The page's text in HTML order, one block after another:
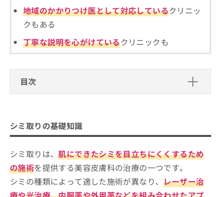
地域のかかりつけ医として対応しているクリニッ
クもある
丁寧な説明を心がけているクリニックも
目次
シミ取りを検討する目安
シミ取りを受けるクリニック、どうやって選べ
ばいい？
シミ取りを受けるクリニックを選ぶ際
にチェックする4つのポイント
そもそもシミってなに？シミ取りやレーザーのわ
かりやすい紹介もあり！
世田谷区で評判のシミ取りにおすすめ
シミ取りの基礎知識
シミ取りは、肌にできたシミを目立ちにくくするため
の施術を提供する美容皮膚科の治療の一つです。
シミの種類によって適した施術が異なり、レーザー治
クの
約・
症状
のご
相談
はで
きま
せん
ので
ださ
い。
料
拡
お
こ
ち
掲
載
情
求
ち
無
料
情
報
拡
充